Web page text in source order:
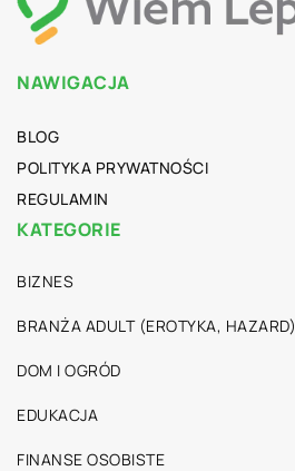
NAWIGACJA
BLOG
POLITYKA PRYWATNOŚCI
REGULAMIN
KATEGORIE
BIZNES
BRANŻA ADULT (EROTYKA, HAZARD)
DOM I OGRÓD
EDUKACJA
FINANSE OSOBISTE